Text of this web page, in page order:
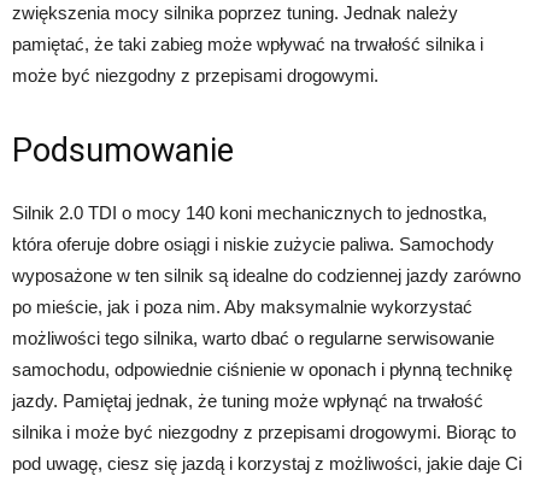
zwiększenia mocy silnika poprzez tuning. Jednak należy
pamiętać, że taki zabieg może wpływać na trwałość silnika i
może być niezgodny z przepisami drogowymi.
Podsumowanie
Silnik 2.0 TDI o mocy 140 koni mechanicznych to jednostka,
która oferuje dobre osiągi i niskie zużycie paliwa. Samochody
wyposażone w ten silnik są idealne do codziennej jazdy zarówno
po mieście, jak i poza nim. Aby maksymalnie wykorzystać
możliwości tego silnika, warto dbać o regularne serwisowanie
samochodu, odpowiednie ciśnienie w oponach i płynną technikę
jazdy. Pamiętaj jednak, że tuning może wpłynąć na trwałość
silnika i może być niezgodny z przepisami drogowymi. Biorąc to
pod uwagę, ciesz się jazdą i korzystaj z możliwości, jakie daje Ci